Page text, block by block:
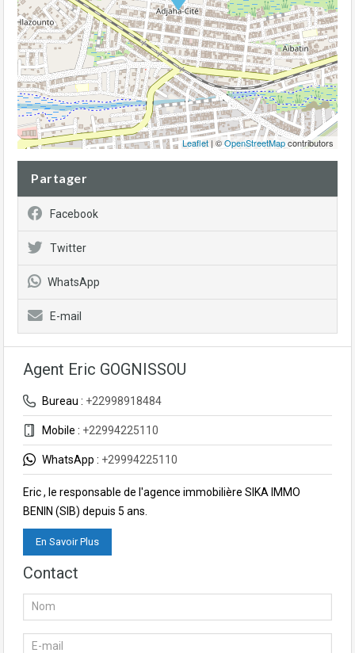
Leaflet | ©OpenStreetMapcontributors
Partager
Facebook
Twitter
WhatsApp
E-mail
Agent Eric GOGNISSOU
Bureau : +22998918484
Mobile : +22994225110
WhatsApp : +29994225110
Eric , le responsable de l'agence immobilière SIKA IMMO
BENIN (SIB) depuis 5 ans.
En Savoir Plus
Contact